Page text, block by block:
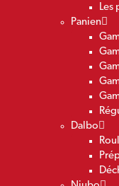
Les
Panien
Dalbo